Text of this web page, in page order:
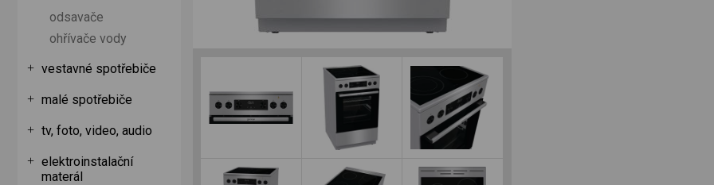
odsavače
ohřívače vody
vestavné spotřebiče
malé spotřebiče
tv, foto, video, audio
elektroinstalační
materál